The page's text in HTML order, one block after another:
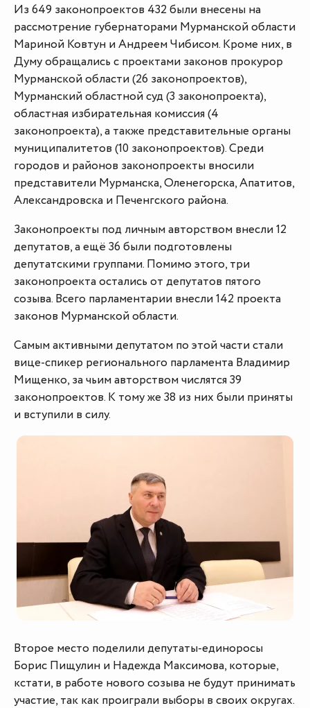
Из 649 законопроектов 432 были внесены на
рассмотрение губернаторами Мурманской области
Мариной Ковтун и Андреем Чибисом. Кроме них, в
Думу обращались с проектами законов прокурор
Мурманской области (26 законопроектов),
Мурманский областной суд (3 законопроекта),
областная избирательная комиссия (4
законопроекта), а также представительные органы
муниципалитетов (10 законопроектов). Среди
городов и районов законопроекты вносили
представители Мурманска, Оленегорска, Апатитов,
Александровска и Печенгского района.
Законопроекты под личным авторством внесли 12
депутатов, а ещё 36 были подготовлены
депутатскими группами. Помимо этого, три
законопроекта остались от депутатов пятого
созыва. Всего парламентарии внесли 142 проекта
законов Мурманской области.
Самым активными депутатом по этой части стали
вице-спикер регионального парламента Владимир
Мищенко, за чьим авторством числятся 39
законопроектов. К тому же 38 из них были приняты
и вступили в силу.
Второе место поделили депутаты-единоросы
Борис Пищулин и Надежда Максимова, которые,
кстати, в работе нового созыва не будут принимать
участие, так как проиграли выборы в своих округах.